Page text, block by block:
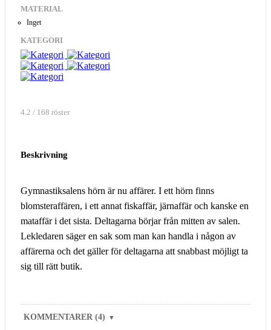
MATERIAL
Inget
KATEGORI
4.2 / 168 röster
Beskrivning
Gymnastiksalens hörn är nu affärer. I ett hörn finns
blomsteraffären, i ett annat fiskaffär, järnaffär och kanske en
mataffär i det sista. Deltagarna börjar från mitten av salen.
Lekledaren säger en sak som man kan handla i någon av
affärerna och det gäller för deltagarna att snabbast möjligt ta
sig till rätt butik.
KOMMENTARER (4) ▼